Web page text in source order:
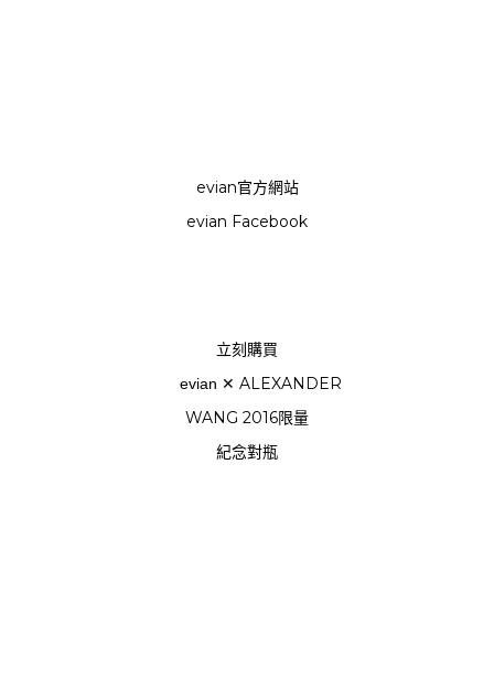
evian官方網站
evian Facebook
立刻購買
evian ✕ ALEXANDER
WANG 2016限量
紀念對瓶